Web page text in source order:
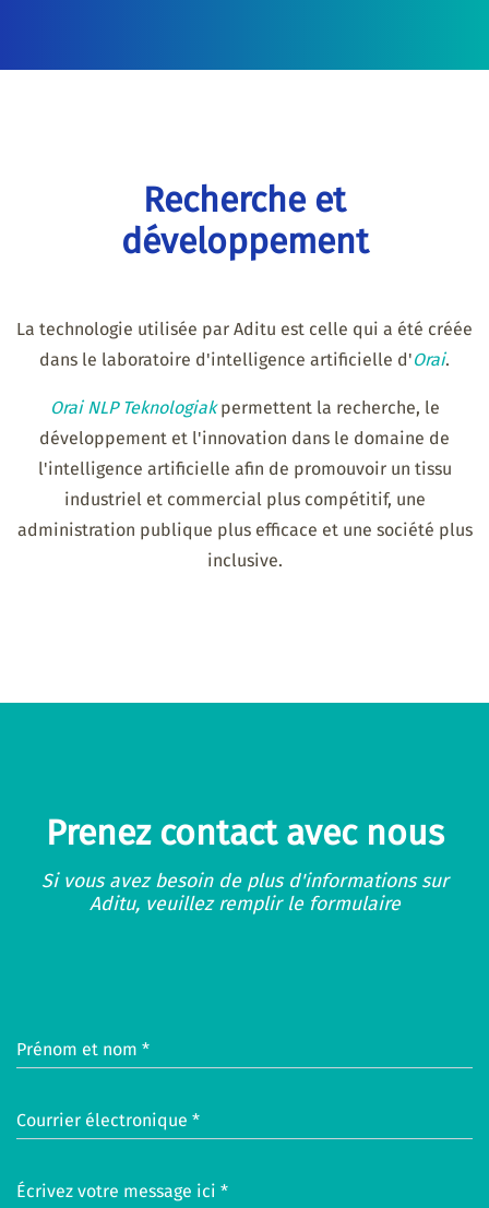
Recherche et
développement
La technologie utilisée par Aditu est celle qui a été créée
dans le laboratoire d'intelligence artificielle d'Orai.
Orai NLP Teknologiakpermettent la recherche, le
développement et l'innovation dans le domaine de
l'intelligence artificielle afin de promouvoir un tissu
industriel et commercial plus compétitif, une
administration publique plus efficace et une société plus
inclusive.
Prenez contact avec nous
Si vous avez besoin de plus d'informations sur
Aditu, veuillez remplir le formulaire
Prénom et nom *
Courrier électronique *
Écrivez votre message ici *